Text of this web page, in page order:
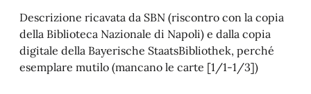
Descrizione ricavata da SBN (riscontro con la copia
della Biblioteca Nazionale di Napoli) e dalla copia
digitale della Bayerische StaatsBibliothek, perché
esemplare mutilo (mancano le carte [1/1-1/3])